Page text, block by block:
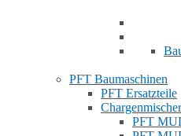
PFT Baumaschinen
PFT Ersatzteile
Chargenmischer
PFT